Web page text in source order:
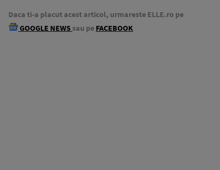
Daca ti-a placut acest articol, urmareste ELLE.ro pe
GOOGLE NEWS sau pe FACEBOOK